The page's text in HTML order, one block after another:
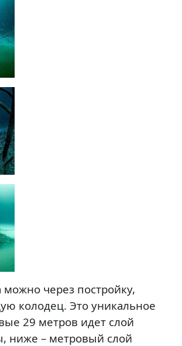
через постройку,
колодец. Это уникальное
29 метров идет слой
ниже – метровый слой